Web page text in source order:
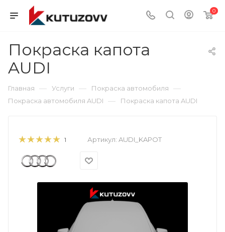
0
Покраска капота
AUDI
Главная — Услуги — Покраска автомобиля —
Покраска автомобиля AUDI — Покраска капота AUDI
1 Артикул: AUDI_KAPOT